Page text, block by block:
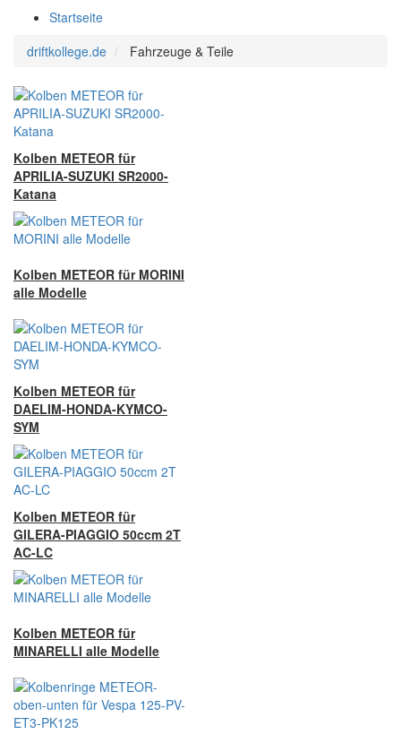
Startseite
driftkollege.de
Fahrzeuge & Teile
Kolben METEOR für
APRILIA-SUZUKI SR2000-
Katana
Kolben METEOR für MORINI
alle Modelle
Kolben METEOR für
DAELIM-HONDA-KYMCO-
SYM
Kolben METEOR für
GILERA-PIAGGIO 50ccm 2T
AC-LC
Kolben METEOR für
MINARELLI alle Modelle